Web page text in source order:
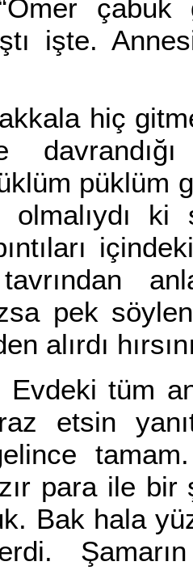
işte.
hiç gitmek
püklüm
olmalıydı ki
pek
alırdı
etsin
para ile bir
Bak hala